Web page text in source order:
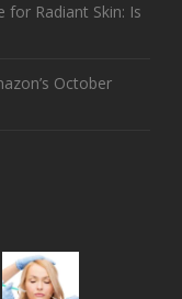
for Radiant Skin: Is
October